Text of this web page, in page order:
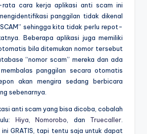
rata cara kerja aplikasi anti scam ini
panggilan tidak dikenal
sehingga kita tidak perlu repot-
Beberapa aplikasi juga memiliki
bila ditemukan nomor tersebut
“nomor scam” mereka dan ada
panggilan secara otomatis
akan mengira sedang berbicara
sebenarnya.
anti scam yang bisa dicoba, cobalah
Hiya Nomorobo , dan Truecaller
GRATIS, tapi tentu saja untuk dapat